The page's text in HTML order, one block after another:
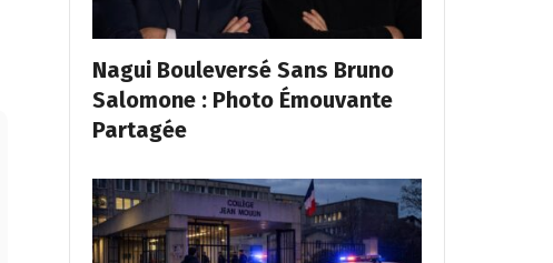
Nagui Bouleversé Sans Bruno
Salomone : Photo Émouvante
Partagée